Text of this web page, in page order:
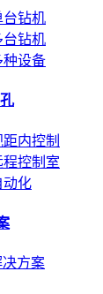
台钻机
台钻机
种设备
内控制
控制室
动化
决方案